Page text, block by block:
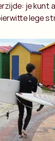
je kunt
lege